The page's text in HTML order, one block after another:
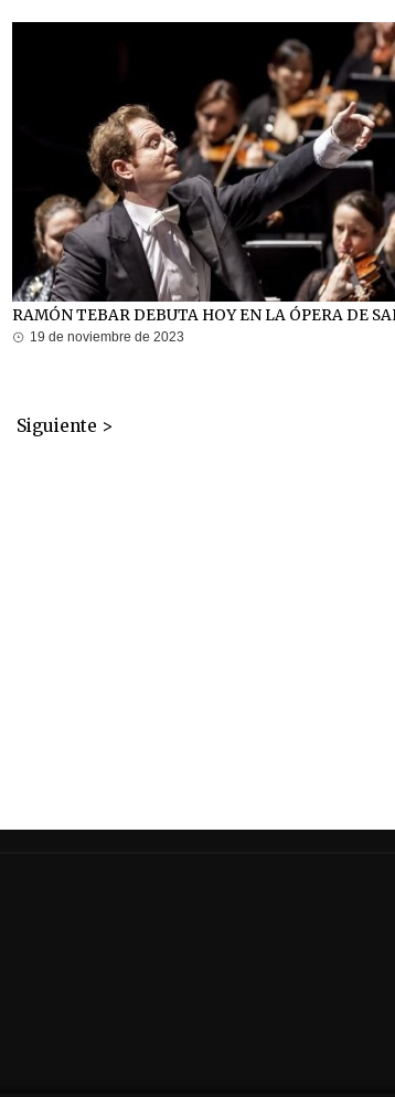
RAMÓN TEBAR DEBUTA HOY EN LA ÓPERA DE
19 de noviembre de 2023
Siguiente >